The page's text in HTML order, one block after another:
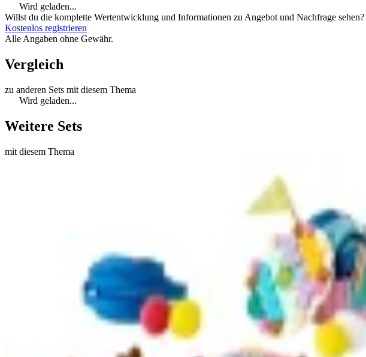
Wird geladen...
Willst du die komplette Wertentwicklung und Informationen zu Angebot und Nachfrage
Kostenlos registrieren
Alle Angaben ohne Gewähr.
Vergleich
zu anderen Sets mit diesem Thema
Wird geladen...
Weitere Sets
mit diesem Thema